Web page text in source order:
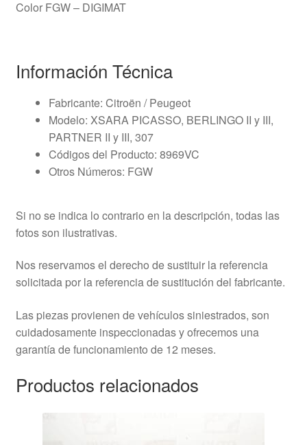
Color FGW – DIGIMAT
Información Técnica
Fabricante: Citroën / Peugeot
Modelo: XSARA PICASSO, BERLINGO II y III,
PARTNER II y III, 307
Códigos del Producto: 8969VC
Otros Números: FGW
Si no se indica lo contrario en la descripción, todas las
fotos son ilustrativas.
Nos reservamos el derecho de sustituir la referencia
solicitada por la referencia de sustitución del fabricante.
Las piezas provienen de vehículos siniestrados, son
cuidadosamente inspeccionadas y ofrecemos una
garantía de funcionamiento de 12 meses.
Productos relacionados